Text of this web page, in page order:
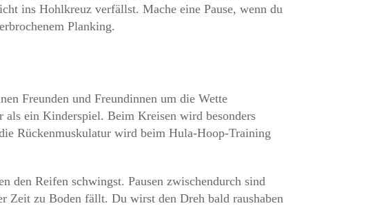
ins Hohlkreuz verfällst. Mache eine Pause, wenn du
Planking.
Freunden und Freundinnen um die Wette
als ein Kinderspiel. Beim Kreisen wird besonders
Rückenmuskulatur wird beim Hula-Hoop-Training
den Reifen schwingst. Pausen zwischendurch sind
Zeit zu Boden fällt. Du wirst den Dreh bald raushaben